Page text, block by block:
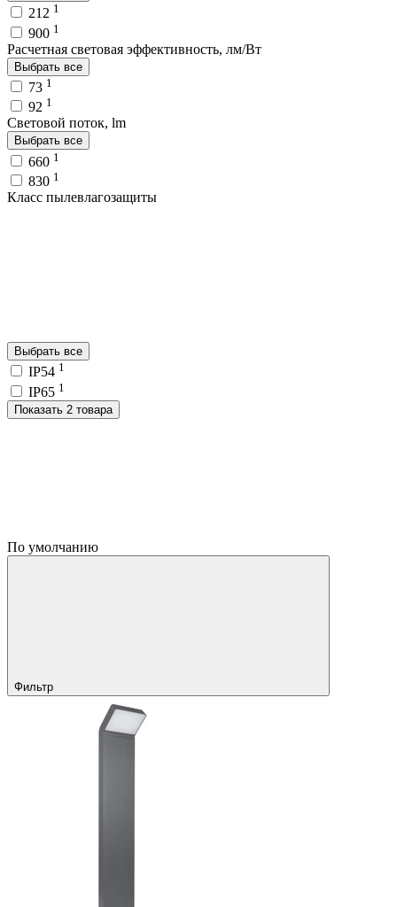
212 1
900 1
Расчетная световая эффективность, лм/Вт
Выбрать все
73 1
92 1
Световой поток, lm
Выбрать все
660 1
830 1
Класс пылевлагозащиты
Выбрать все
IP54 1
IP65 1
Показать 2 товара
По умолчанию
Фильтр